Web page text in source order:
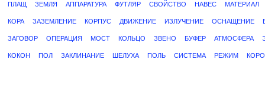
ПЛАЩ ЗЕМЛЯ АППАРАТУРА ФУТЛЯР СВОЙСТВО НАВЕС МАТЕРИАЛ
КОРА ЗАЗЕМЛЕНИЕ КОРПУС ДВИЖЕНИЕ ИЗЛУЧЕНИЕ ОСНАЩЕНИЕ
ЗАГОВОР ОПЕРАЦИЯ МОСТ КОЛЬЦО ЗВЕНО БУФЕР АТМОСФЕРА
КОКОН ПОЛ ЗАКЛИНАНИЕ ШЕЛУХА ПОЛЬ СИСТЕМА РЕЖИМ